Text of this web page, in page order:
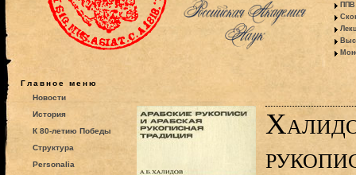
ППВ
Главное меню
Новости
История
К 80-летию Победы
Структура
Personalia